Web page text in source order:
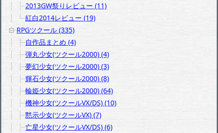
2013GW祭りレビュー (11)
紅白2014レビュー (19)
RPGツクール (335)
自作品まとめ (4)
弾丸少女(ツクール2000) (4)
夢幻少女(ツクール2000) (3)
輝石少女(ツクール2000) (8)
輪姫少女(ツクール2000) (64)
機神少女(ツクールVX/DS) (10)
黙示少女(ツクールVX) (7)
亡星少女(ツクールVX/DS) (6)